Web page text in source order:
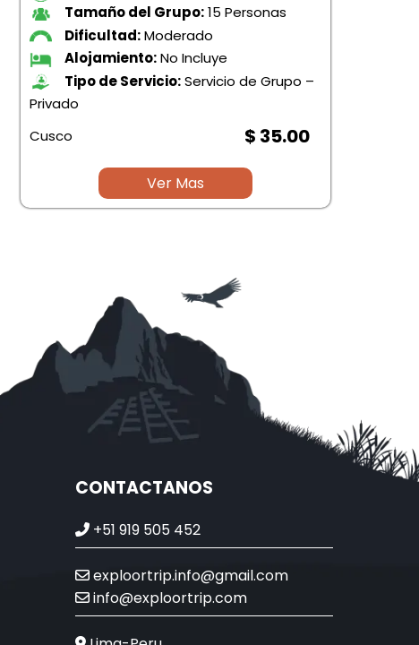
Tamaño del Grupo:15 Personas
Dificultad:Moderado
Alojamiento:No Incluye
Tipo de Servicio:Servicio de Grupo –
Privado
Cusco
$ 35.00
Ver Mas
CONTACTANOS
+51 919 505 452
exploortrip.info@gmail.com
info@exploortrip.com